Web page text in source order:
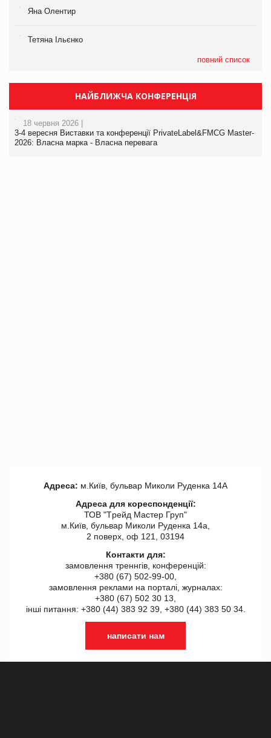
Яна Олентир
Тетяна Ільєнко
повний список
НАЙБЛИЖЧА КОНФЕРЕНЦІЯ
18 червня 2026 |
3-4 вересня Виставки та конференції PrivateLabel&FMCG Master-
2026: Власна марка - Власна перевага
Адреса: м.Київ, бульвар Миколи Руденка 14А
Адреса для кореспонденції:
ТОВ "Tрейд Мастер Груп"
м.Київ, бульвар Миколи Руденка 14а,
2 поверх, оф 121, 03194
Контакти для:
замовлення треннгів, конференцій:
+380 (67) 502-99-00,
замовлення реклами на порталі, журналах:
+380 (67) 502 30 13,
інші питання: +380 (44) 383 92 39, +380 (44) 383 50 34.
написати нам